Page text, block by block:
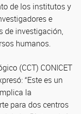
de los institutos y
e
de investigación,
humanos.
(CCT) CONICET
“Este es un
la
para dos centros